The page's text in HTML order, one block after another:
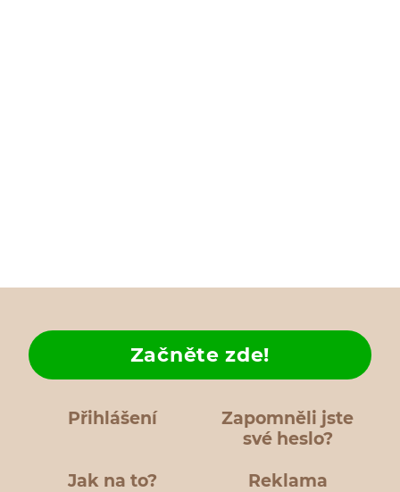
Přihlášení
Zapomněli jste
své heslo?
Jak na to?
Začněte zde!
Reklama